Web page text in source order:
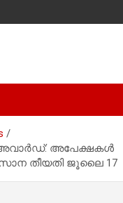
: Breaking
Sports News. Movie
അപേക്ഷകൾ
തീയതി ജൂലൈ 17